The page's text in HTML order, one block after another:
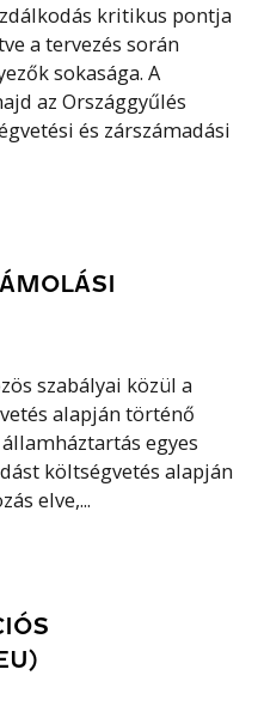
kritikus pontja
a tervezés során
sokasága. A
az Országgyűlés
és zárszámadási
szabályai közül a
alapján történő
egyes
költségvetés alapján
elve,...